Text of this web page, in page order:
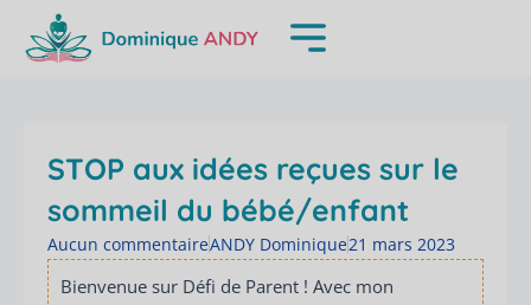
contenu
STOP aux idées reçues sur le
sommeil du bébé/enfant
Aucun commentaireANDY Dominique21 mars 2023
Bienvenue sur Défi de Parent ! Avec mon